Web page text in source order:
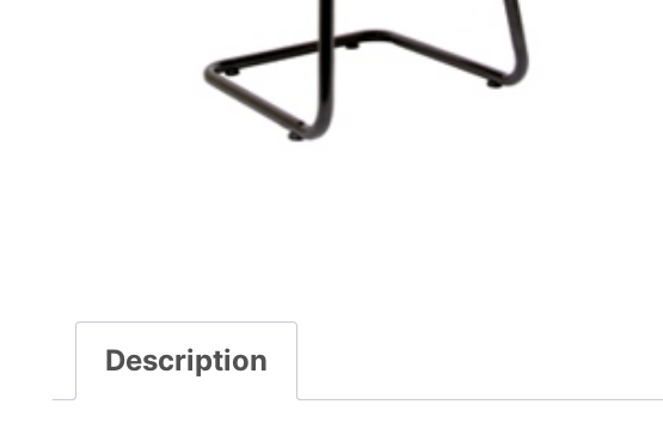
Description